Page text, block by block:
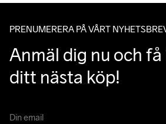
av Postnords app när du får ditt
PRENUMERERA PÅ VÅRT
Anmäl dig nu och få
ditt nästa köp!